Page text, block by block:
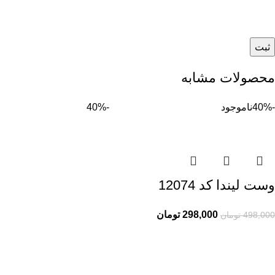
محصولات مشابه
-40% ناموجود
وست لیندا کد 12074
498,000 تومان 298,000 تومان
-40%